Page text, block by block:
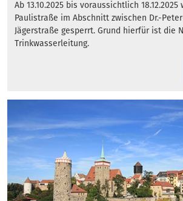
Ab 13.10.2025 bis voraussichtlich 18.12.2025
Paulistraße im Abschnitt zwischen Dr.-
Jägerstraße gesperrt. Grund hierfür ist die
Trinkwasserleitung.